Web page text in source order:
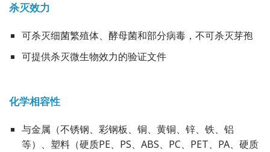
杀灭效力
可杀灭细菌繁殖体、酵母菌和部分病毒，不可杀灭芽孢
可提供杀灭微生物效力的验证文件
化学相容性
与金属（不锈钢、彩钢板、铜、黄铜、锌、铁、铝
等）、塑料（硬质PE、PS、ABS、PC、PET、PA、硬质